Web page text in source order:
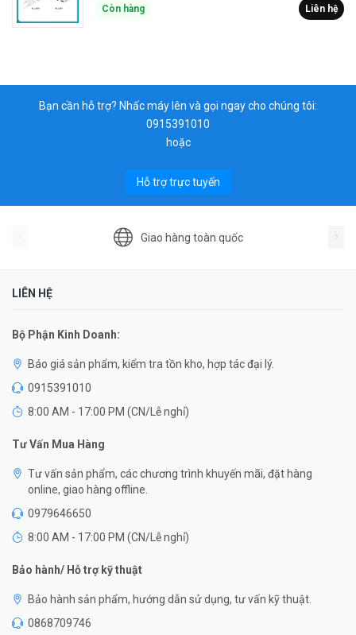
Còn hàng Liên hệ
Bạn cần hỗ trợ? Nhấc máy lên và gọi ngay cho chúng tôi:
0915391010
hoặc
Hỗ trợ trực tuyến
Giao hàng toàn quốc
LIÊN HỆ
Bộ Phận Kinh Doanh:
Báo giá sản phẩm, kiểm tra tồn kho, hợp tác đại lý.
0915391010
8:00 AM - 17:00 PM (CN/Lễ nghỉ)
Tư Vấn Mua Hàng
Tư vấn sản phẩm, các chương trình khuyến mãi, đặt hàng
online, giao hàng offline.
0979646650
8:00 AM - 17:00 PM (CN/Lễ nghỉ)
Bảo hành/ Hỗ trợ kỹ thuật
Bảo hành sản phẩm, hướng dẫn sử dụng, tư vấn kỹ thuật.
0868709746